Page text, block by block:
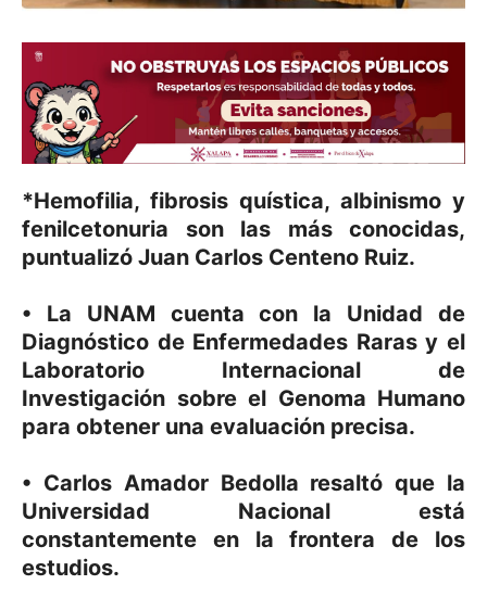
*Hemofilia, fibrosis quística, albinismo y
fenilcetonuria son las más conocidas,
puntualizó Juan Carlos Centeno Ruiz.
• La UNAM cuenta con la Unidad de
Diagnóstico de Enfermedades Raras y el
Laboratorio Internacional de
Investigación sobre el Genoma Humano
para obtener una evaluación precisa.
• Carlos Amador Bedolla resaltó que la
Universidad Nacional está
constantemente en la frontera de los
estudios.